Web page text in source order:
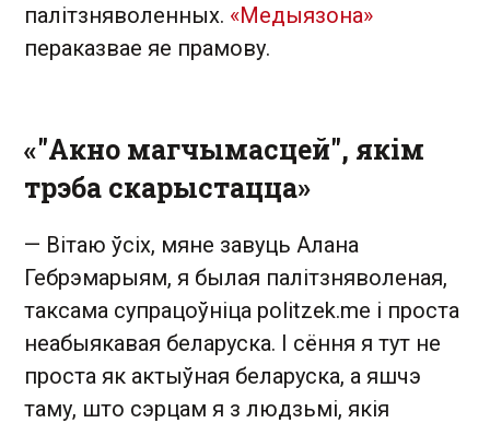
палітзняволенных. «Медыязона»
пераказвае яе прамову.
«"Акно магчымасцей", якім
трэба скарыстацца»
— Вітаю ўсіх, мяне завуць Алана
Гебрэмарыям, я былая палітзняволеная,
таксама супрацоўніца politzek.me і проста
неабыякавая беларуска. І сёння я тут не
проста як актыўная беларуска, а яшчэ
таму, што сэрцам я з людзьмі, якія